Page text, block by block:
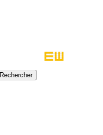
Rechercher